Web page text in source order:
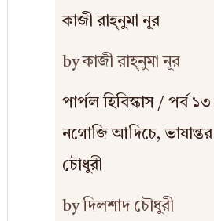
কাজী রাহ্‌নুমা নূর
by কাজী রাহ্‌নুমা নূর
পার্পল হিবিস্কাস / পর্ব ১৩
নগোজি আদিচে,
চৌধুরী
by দিলশাদ চৌধুরী